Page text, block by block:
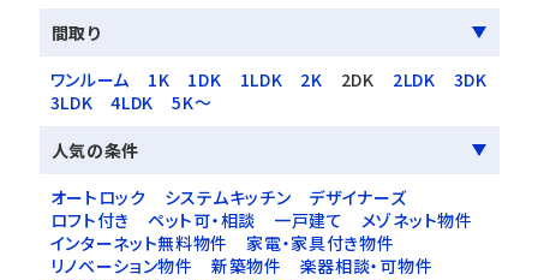
間取り
ワンルーム
1K 1DK 1LDK 2K 2DK 2LDK
3DK
3LDK
4LDK
5K～
人気の条件
オートロック
システムキッチン
デザイナーズ
ロフト付き
ペット可・相談 一戸建て
メゾネット物件
インターネット無料物件
家電・家具付き物件
リノベーション物件
新築物件
楽器相談・可物件